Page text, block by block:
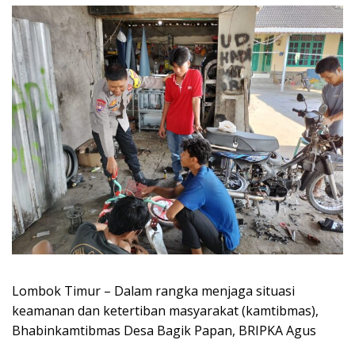
Lombok Timur – Dalam rangka menjaga situasi
keamanan dan ketertiban masyarakat (kamtibmas),
Bhabinkamtibmas Desa Bagik Papan, BRIPKA Agus